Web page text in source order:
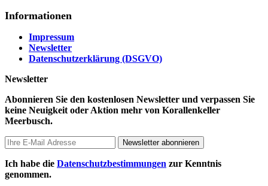
Informationen
Impressum
Newsletter
Datenschutzerklärung (DSGVO)
Newsletter
Abonnieren Sie den kostenlosen Newsletter und verpassen Sie
keine Neuigkeit oder Aktion mehr von Korallenkeller
Meerbusch.
Newsletter abonnieren
Ich habe die Datenschutzbestimmungen zur Kenntnis
genommen.